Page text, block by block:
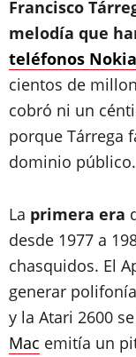
Francisco
melodía que
teléfonos Nokia
cientos de
cobró ni un
porque Tárrega
dominio público.
La primera era
desde 1977 a
chasquidos. El
generar
y la Atari 2600
Mac emitía un